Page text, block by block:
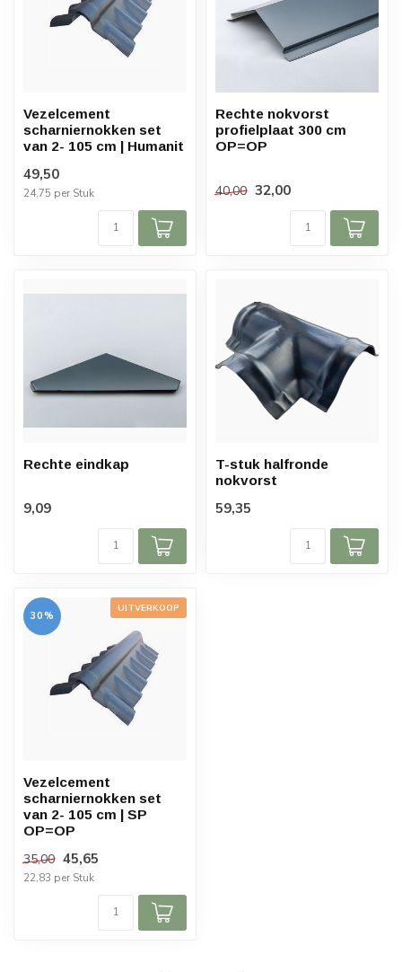
Vezelcement
scharniernokken set
van 2- 105 cm | Humanit
49,50
24,75 per Stuk
Rechte nokvorst
profielplaat 300 cm
OP=OP
40,00 32,00
Rechte eindkap
9,09
T-stuk halfronde
nokvorst
59,35
UITVERKOOP
30%
Vezelcement
scharniernokken set
van 2- 105 cm | SP
OP=OP
35,00 45,65
22,83 per Stuk